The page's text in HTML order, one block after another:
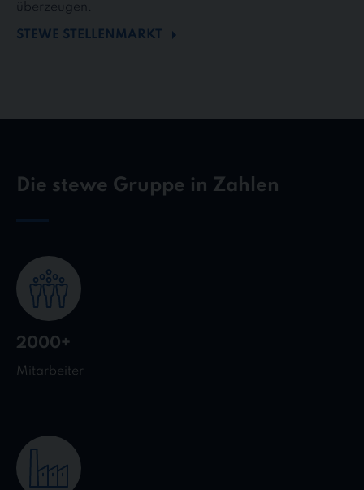
überzeugen.
STEWE STELLENMARKT
Die stewe Gruppe in Zahlen
2000+
Mitarbeiter